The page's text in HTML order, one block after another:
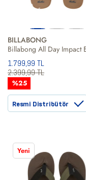
BILLABONG
1.799,99 TL
2.399,99 TL
%25
Resmi Distribütör
Yeni